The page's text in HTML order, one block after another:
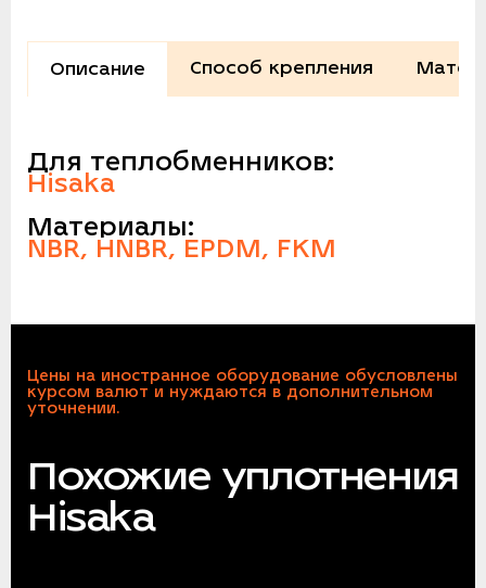
Описание Способ крепления
Для теплобменников:
Hisaka
Материалы:
NBR, HNBR, EPDM, FKM
Цены на иностранное оборудование обусловлены
курсом валют и нуждаются в дополнительном
уточнении.
Похожие уплотнения
Hisaka